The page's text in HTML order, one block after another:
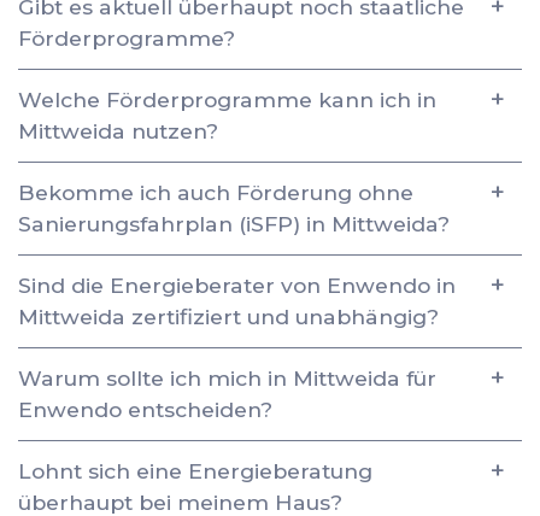
Gibt es aktuell überhaupt noch staatliche
Förderprogramme?
Welche Förderprogramme kann ich in
Mittweida nutzen?
Bekomme ich auch Förderung ohne
Sanierungsfahrplan (iSFP) in Mittweida?
Sind die Energieberater von Enwendo in
Mittweida zertifiziert und unabhängig?
Warum sollte ich mich in Mittweida für
Enwendo entscheiden?
Lohnt sich eine Energieberatung
überhaupt bei meinem Haus?